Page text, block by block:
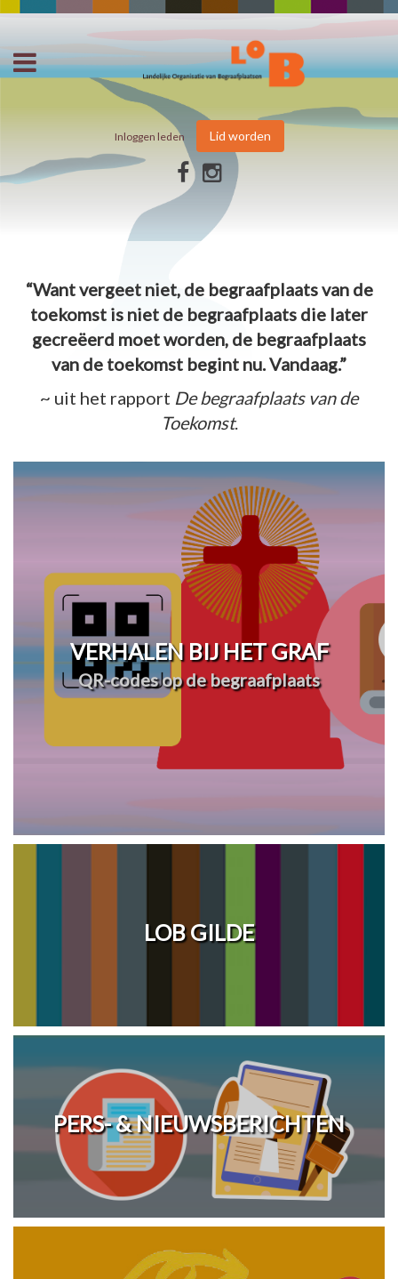
Inloggen leden Lid worden
“Want vergeet niet, de begraafplaats van de
toekomst is niet de begraafplaats die later
gecreëerd moet worden, de begraafplaats
van de toekomst begint nu. Vandaag.”
~ uit het rapport De begraafplaats van de
Toekomst.
VERHALEN BIJ HET GRAF
QR-codes op de begraafplaats
LOB GILDE
PERS- & NIEUWSBERICHTEN